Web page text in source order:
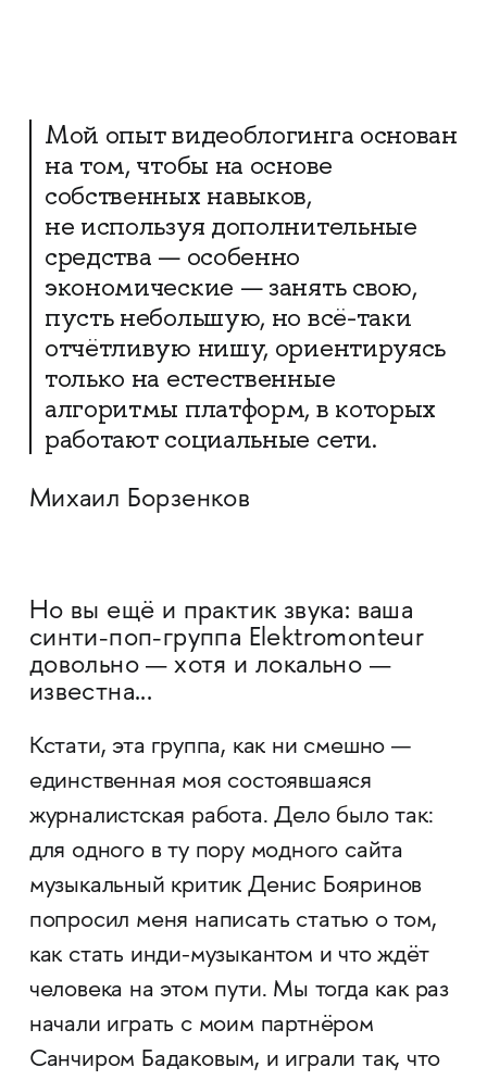
Мой опыт видеоблогинга основан
на том, чтобы на основе
собственных навыков,
не используя дополнительные
средства — особенно
экономические — занять свою,
пусть небольшую, но всё-таки
отчётливую нишу, ориентируясь
только на естественные
алгоритмы платформ, в которых
работают социальные сети.
Михаил Борзенков
Но вы ещё и практик звука: ваша
синти-поп-группа Elektromonteur
довольно — хотя и локально —
известна...
Кстати, эта группа, как ни смешно —
единственная моя состоявшаяся
журналистская работа. Дело было так:
для одного в ту пору модного сайта
музыкальный критик Денис Бояринов
попросил меня написать статью о том,
как стать инди-музыкантом и что ждёт
человека на этом пути. Мы тогда как раз
начали играть с моим партнёром
Санчиром Бадаковым, и играли так, что